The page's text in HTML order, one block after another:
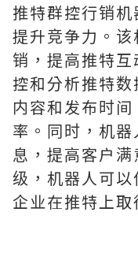
推特群控行销
提升竞争力。
销，提高推特
控和分析推特
内容和发布时
率。同时，机
息，提高客户
级，机器人可
企业在推特上取